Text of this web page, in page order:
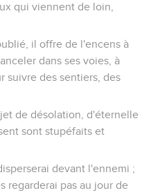
qui viennent de loin,
il offre de l'encens à
dans ses voies, à
suivre des sentiers, des
de désolation, d'éternelle
sont stupéfaits et
devant l'ennemi ;
regarderai pas au jour de